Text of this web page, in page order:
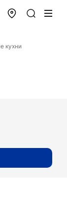
кухни